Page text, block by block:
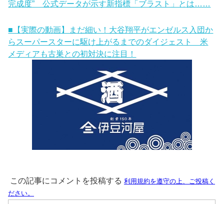
完成度” 公式データが示す新指標「ブラスト」とは……
■【実際の動画】まだ細い！大谷翔平がエンゼルス入団か
らスーパースターに駆け上がるまでのダイジェスト 米
メディアも古巣との初対決に注目！